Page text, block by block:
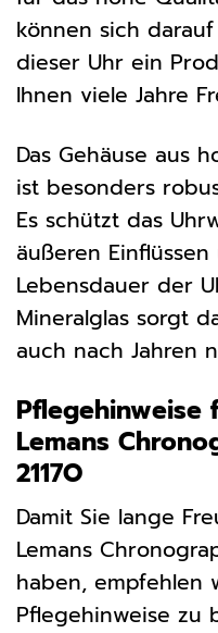
können sich
dieser Uhr ein
Ihnen viele Jahre
Das Gehäuse aus
ist besonders
Es schützt das
äußeren
Lebensdauer der
Mineralglas sorgt
auch nach Jahren
Pflegehinweise
Lemans
2117O
Damit Sie lange
Lemans
haben, empfehlen
Pflegehinweise zu